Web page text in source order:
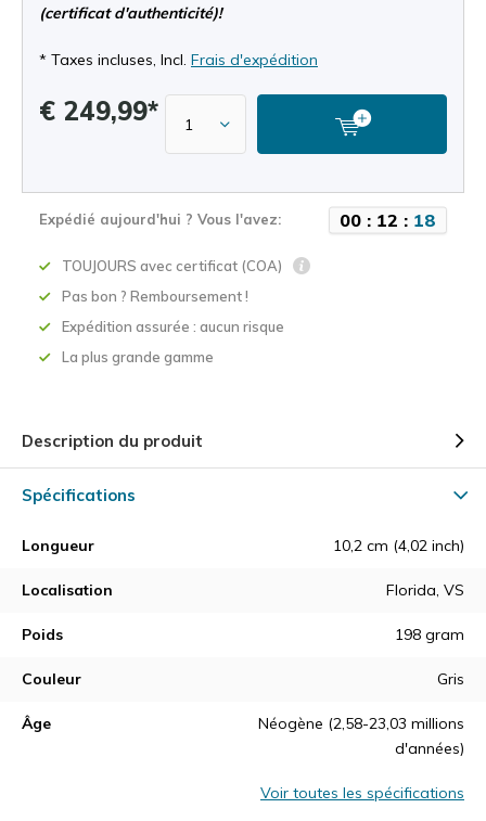
(certificat d'authenticité)!
* Taxes incluses, Incl. Frais d'expédition
€ 249,99*
Expédié aujourd'hui ? Vous l'avez: 00 : 12 : 18
TOUJOURS avec certificat (COA)
Pas bon ? Remboursement !
Expédition assurée : aucun risque
La plus grande gamme
Description du produit
Spécifications
Longueur 10,2 cm (4,02 inch)
Localisation Florida, VS
Poids 198 gram
Couleur Gris
Âge
Néogène (2,58-23,03 millions
d'années)
Voir toutes les spécifications